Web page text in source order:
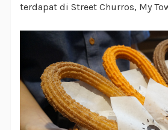
terdapat di Street Churros, My